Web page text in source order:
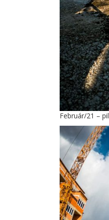
Február/21 –